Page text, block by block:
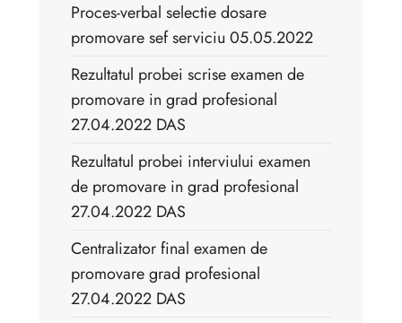
Proces-verbal selectie dosare
promovare sef serviciu 05.05.2022
Rezultatul probei scrise examen de
promovare in grad profesional
27.04.2022 DAS
Rezultatul probei interviului examen
de promovare in grad profesional
27.04.2022 DAS
Centralizator final examen de
promovare grad profesional
27.04.2022 DAS